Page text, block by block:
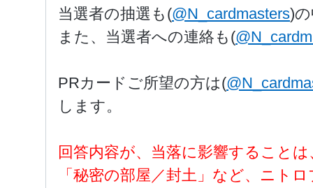
当選者の抽選も(@N_cardmasters)
また、当選者への連絡も(
PRカードご所望の方は(
します。
回答内容が、当落に影響すること
「秘密の部屋／封土」など、ニト